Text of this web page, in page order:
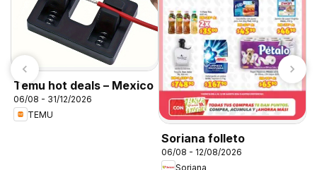
Temu hot deals – Mexico
06/08 - 31/12/2026
TEMU
Soriana folleto
06/08 - 12/08/2026
Soriana